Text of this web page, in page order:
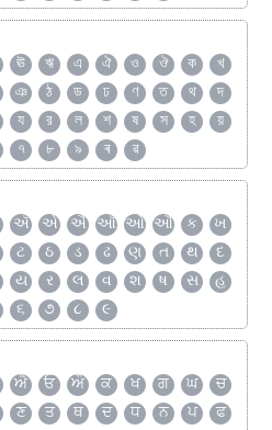
ঊ ঋ এ ঐ ও ঔ ক
খ
ঞ ঠ ড ঢ ণ ত থ
দ
য র ল শ ষ স হ
য়
৭ ৮ ৯ ৰ ৱ
ઍ એ ઐ ઑ ઓ ઔ ક
ખ
ટ ઠ ડ ઢ ણ ત થ
દ
ય ર લ વ શ ષ સ
હ
૬ ૭ ૮ ૯
ਐ ਓ ਔ ਕ ਖ ਗ ਘ
ਚ
ਣ ਤ ਥ ਦ ਧ ਨ ਪ
ਫ